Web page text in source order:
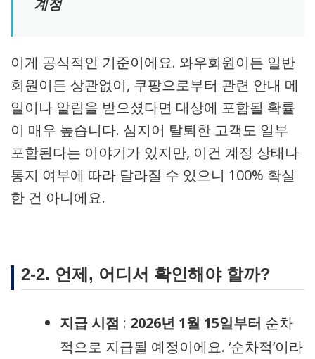
계정
이게 공식적인 기준이에요. 와우회원이든 일반
회원이든 상관없이, 쿠팡으로부터 관련 안내 메
일이나 알림을 받으셨다면 대상에 포함될 확률
이 매우 높습니다. 심지어 탈퇴한 고객도 일부
포함된다는 이야기가 있지만, 이건 계정 상태나
통지 여부에 따라 달라질 수 있으니 100% 확실
한 건 아니에요.
2-2. 언제, 어디서 확인해야 할까?
지급 시점 : 2026년 1월 15일부터 순차
적으로 지급될 예정이에요. ‘순차적’이라